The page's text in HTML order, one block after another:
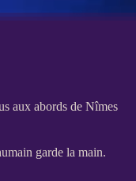
aux abords de Nîmes
garde la main.